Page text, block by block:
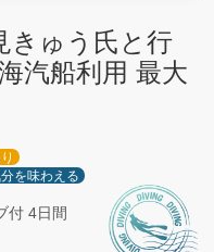
きゅう氏と行
汽船利用 最大
を味わえる
付 4日間